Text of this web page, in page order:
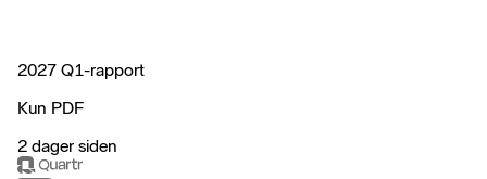
2027 Q1-rapport
Kun PDF
2 dager siden